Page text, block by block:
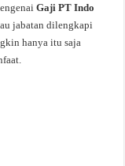
Gaji PT Indo
jabatan dilengkapi
hanya itu saja